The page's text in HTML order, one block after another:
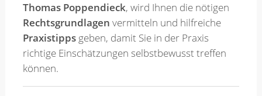
Thomas Poppendieck, wird Ihnen die nötigen
Rechtsgrundlagen vermitteln und hilfreiche
Praxistippsgeben, damit Sie in der Praxis
richtige Einschätzungen selbstbewusst treffen
können.